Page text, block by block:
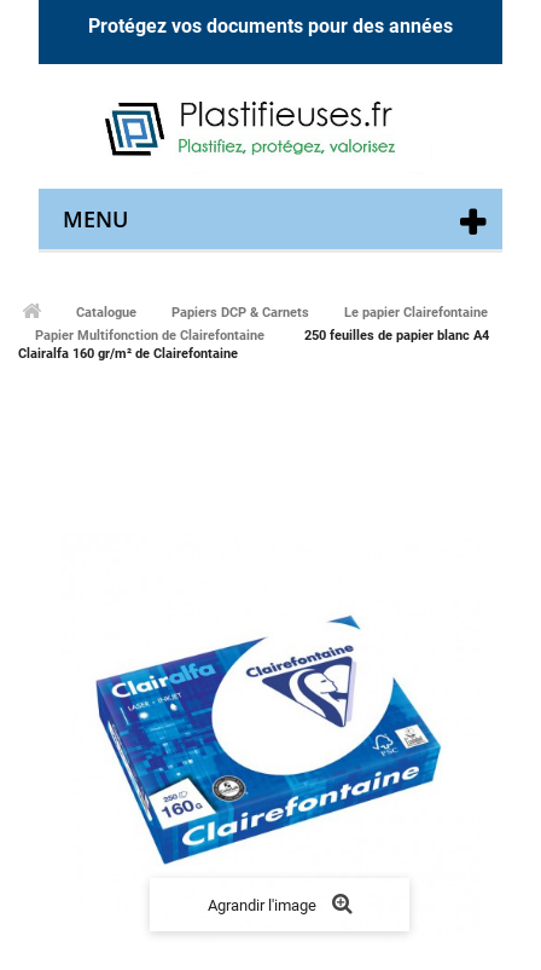
Protégez vos documents pour des années
MENU
Catalogue Papiers DCP & Carnets
Le papier Clairefontaine
Papier Multifonction de Clairefontaine
250 feuilles de papier blanc A4
Clairalfa 160 gr/m² de Clairefontaine
Agrandir l'image